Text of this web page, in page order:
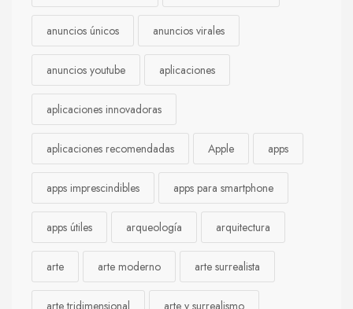
anuncios únicos anuncios virales
anuncios youtube aplicaciones
aplicaciones innovadoras
aplicaciones recomendadas Apple apps
apps imprescindibles apps para smartphone
apps útiles arqueología arquitectura
arte arte moderno arte surrealista
arte tridimensional arte y surrealismo